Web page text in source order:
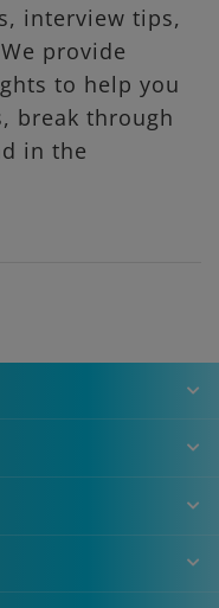
interview tips,
provide
to help you
break through
in the